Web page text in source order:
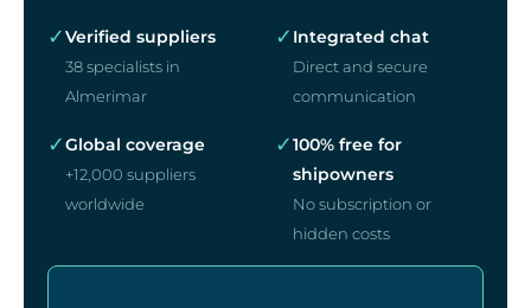
✓Verified suppliers
38 specialists in
Almerimar
✓ Integrated chat
Direct and secure
communication
✓Global coverage
+12,000 suppliers
worldwide
✓100% free for
shipowners
No subscription or
hidden costs